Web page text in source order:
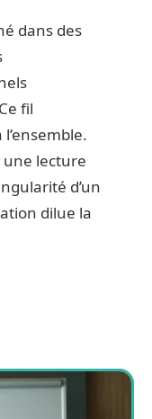
dans des
fil
une lecture
d’un
dilue la